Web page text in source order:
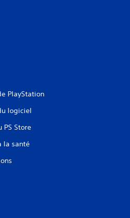
PlayStation
logiciel
Store
la santé